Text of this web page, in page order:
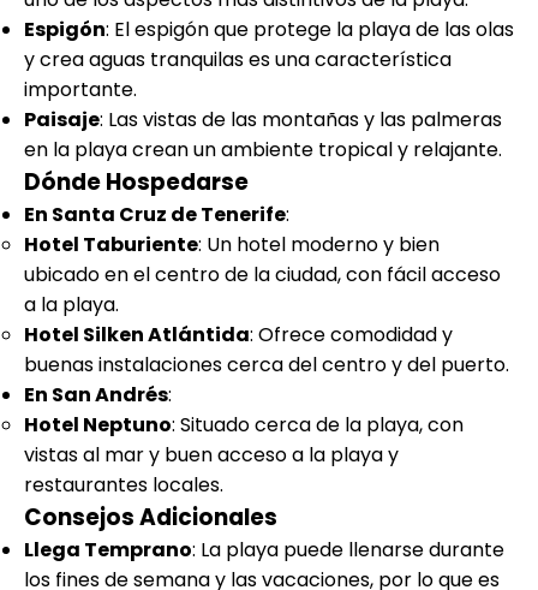
Espigón: El espigón que protege la playa de las olas
y crea aguas tranquilas es una característica
importante.
Paisaje: Las vistas de las montañas y las palmeras
en la playa crean un ambiente tropical y relajante.
Dónde Hospedarse
En Santa Cruz de Tenerife:
Hotel Taburiente: Un hotel moderno y bien
ubicado en el centro de la ciudad, con fácil acceso
a la playa.
Hotel Silken Atlántida: Ofrece comodidad y
buenas instalaciones cerca del centro y del puerto.
En San Andrés:
Hotel Neptuno: Situado cerca de la playa, con
vistas al mar y buen acceso a la playa y
restaurantes locales.
Consejos Adicionales
Llega Temprano: La playa puede llenarse durante
los fines de semana y las vacaciones, por lo que es